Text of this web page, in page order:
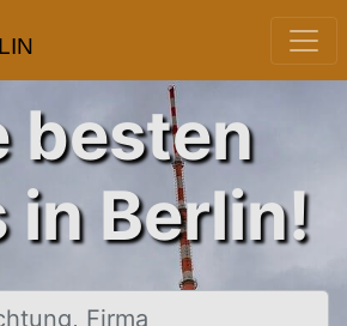
besten
in Berlin!
Firma